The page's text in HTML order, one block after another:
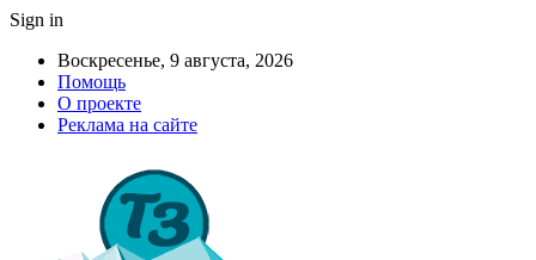
Sign in
Воскресенье, 9 августа, 2026
Помощь
О проекте
Реклама на сайте